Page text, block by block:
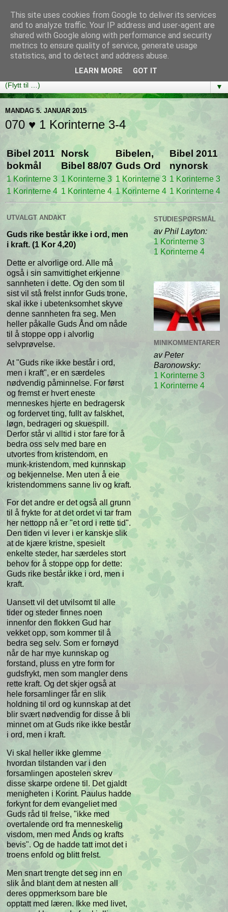
Bibelutfordringen
En bibelleseplan som hjelper deg med å lese gjennom hele
Bibelen på ett år!
▼
MANDAG 5. JANUAR 2015
070 ♥ 1 Korinterne 3-4
Bibel 2011
bokmål
Norsk
Bibel 88/07
Bibelen,
Guds Ord
Bibel 2011
nynorsk
1 Korinterne 3 1 Korinterne 3 1 Korinterne 3 1 Korinterne 3
1 Korinterne 4 1 Korinterne 4 1 Korinterne 4 1 Korinterne 4
UTVALGT ANDAKT
Guds rike består ikke i ord, men
i kraft. (1 Kor 4,20)
Dette er alvorlige ord. Alle må
også i sin samvittighet erkjenne
sannheten i dette. Og den som til
sist vil stå frelst innfor Guds trone,
skal ikke i ubetenksomhet skyve
denne sannheten fra seg. Men
heller påkalle Guds Ånd om nåde
til å stoppe opp i alvorlig
selvprøvelse.
At "Guds rike ikke består i ord,
men i kraft", er en særdeles
nødvendig påminnelse. For først
og fremst er hvert eneste
menneskes hjerte en bedragersk
og fordervet ting, fullt av falskhet,
løgn, bedrageri og skuespill.
Derfor står vi alltid i stor fare for å
bedra oss selv med bare en
utvortes from kristendom, en
munk-kristendom, med kunnskap
og bekjennelse. Men uten å eie
kristendommens sanne liv og kraft.
For det andre er det også all grunn
til å frykte for at det ordet vi tar fram
her nettopp nå er "et ord i rette tid".
Den tiden vi lever i er kanskje slik
at de kjære kristne, spesielt
enkelte steder, har særdeles stort
behov for å stoppe opp for dette:
Guds rike består ikke i ord, men i
kraft.
Uansett vil det utvilsomt til alle
tider og steder finnes noen
innenfor den flokken Gud har
vekket opp, som kommer til å
bedra seg selv. Som er fornøyd
når de har mye kunnskap og
forstand, pluss en ytre form for
gudsfrykt, men som mangler dens
rette kraft. Og det skjer også at
hele forsamlinger får en slik
holdning til ord og kunnskap at det
blir svært nødvendig for disse å bli
minnet om at Guds rike ikke består
i ord, men i kraft.
Vi skal heller ikke glemme
hvordan tilstanden var i den
forsamlingen apostelen skrev
disse skarpe ordene til. Det gjaldt
menigheten i Korint. Paulus hadde
forkynt for dem evangeliet med
Guds råd til frelse, "ikke med
overtalende ord fra menneskelig
visdom, men med Ånds og krafts
bevis". Og de hadde tatt imot det i
troens enfold og blitt frelst.
Men snart trengte det seg inn en
slik ånd blant dem at nesten all
deres oppmerksom bare ble
opptatt med læren. Ikke med livet,
STUDIESPØRSMÅL
av Phil Layton:
1 Korinterne 3
1 Korinterne 4
MINIKOMMENTARER
av Peter
Baronowsky:
1 Korinterne 3
1 Korinterne 4
This site uses cookies from Google to deliver its services
and to analyze traffic. Your IP address and user-agent are
shared with Google along with performance and security
metrics to ensure quality of service, generate usage
statistics, and to detect and address abuse.
LEARN MORE GOT IT